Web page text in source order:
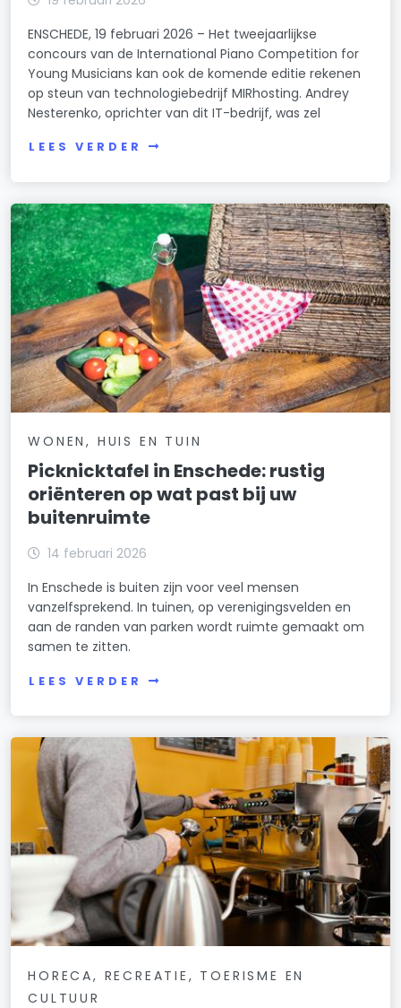
ENSCHEDE, 19 februari 2026 – Het tweejaarlijkse
concours van de International Piano Competition for
Young Musicians kan ook de komende editie rekenen
op steun van technologiebedrijf MIRhosting. Andrey
Nesterenko, oprichter van dit IT-bedrijf, was zel
LEES VERDER
WONEN, HUIS EN TUIN
Picknicktafel in Enschede: rustig
oriënteren op wat past bij uw
buitenruimte
14 februari 2026
In Enschede is buiten zijn voor veel mensen
vanzelfsprekend. In tuinen, op verenigingsvelden en
aan de randen van parken wordt ruimte gemaakt om
samen te zitten.
LEES VERDER
HORECA, RECREATIE, TOERISME EN
CULTUUR